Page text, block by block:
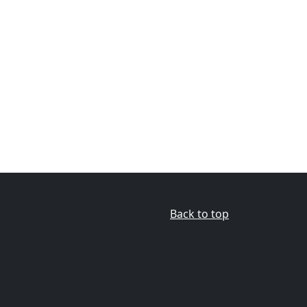
Back to top